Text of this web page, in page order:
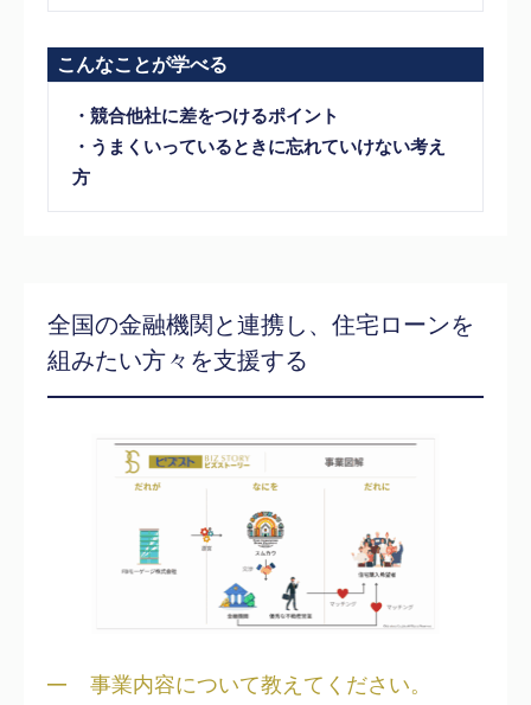
こんなことが学べる
・競合他社に差をつけるポイント
・うまくいっているときに忘れていけない考え
方
全国の金融機関と連携し、住宅ローンを
組みたい方々を支援する
事業内容について教えてください。